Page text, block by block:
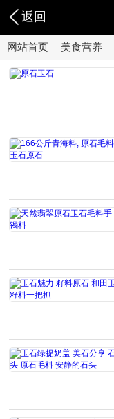
返回
网站首页 美食营养